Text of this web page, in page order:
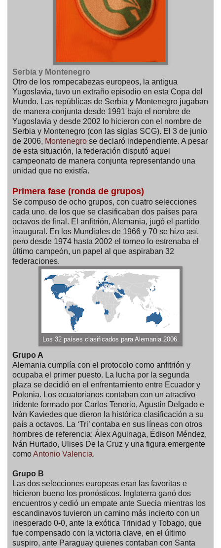
Serbia y Montenegro
Otro de los rompecabezas europeos, la antigua
Yugoslavia, tuvo un extraño episodio en esta Copa del
Mundo. Las repúblicas de Serbia y Montenegro jugaban
de manera conjunta desde 1991 bajo el nombre de
Yugoslavia y desde 2002 lo hicieron con el nombre de
Serbia y Montenegro (con las siglas SCG). El 3 de junio
de 2006, Montenegro se declaró independiente. A pesar
de esta situación, la federación disputó aquel
campeonato de manera conjunta representando una
unidad que no existía.
Primera fase (ronda de grupos)
Se compuso de ocho grupos, con cuatro selecciones
cada uno, de los que se clasificaban dos países para
octavos de final. El anfitrión, Alemania, jugó el partido
inaugural. En los Mundiales de 1966 y 70 se hizo así,
pero desde 1974 hasta 2002 el torneo lo estrenaba el
último campeón, un papel al que aspiraban 32
federaciones.
Los 32 países clasificados para Alemania 2006.
Grupo A
Alemania cumplía con el protocolo como anfitrión y
ocupaba el primer puesto. La lucha por la segunda
plaza se decidió en el enfrentamiento entre Ecuador y
Polonia. Los ecuatorianos contaban con un atractivo
tridente formado por Carlos Tenorio, Agustín Delgado e
Iván Kaviedes que dieron la histórica clasificación a su
país a octavos. La ‘Tri’ contaba en sus líneas con otros
hombres de referencia: Álex Aguinaga, Édison Méndez,
Iván Hurtado, Ulises De la Cruz y una figura emergente
comoAntonio Valencia.
Grupo B
Las dos selecciones europeas eran las favoritas e
hicieron bueno los pronósticos. Inglaterra ganó dos
encuentros y cedió un empate ante Suecia mientras los
escandinavos tuvieron un camino más incierto con un
inesperado 0-0, ante la exótica Trinidad y Tobago, que
fue compensado con la victoria clave, en el último
suspiro, ante Paraguay quienes contaban con Santa